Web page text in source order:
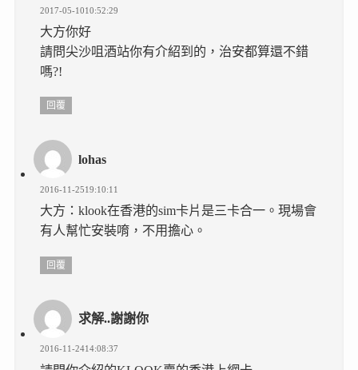
2017-05-1010:52:29
大方你好
請問尖沙咀酒站你有介紹到的，治安都算還不錯
嗎?!
回覆
lohas
2016-11-2519:10:11
大方：klook在香港的sim卡片是三卡合一。現場會
有人幫忙安裝唷，不用擔心。
回覆
求解..謝謝你
2016-11-2414:08:37